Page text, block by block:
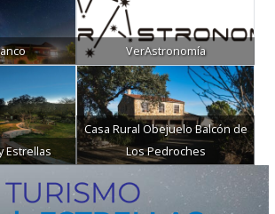
VerAstronomía
Estrellas
Casa Rural Obejuelo Balcón de
Los Pedroches